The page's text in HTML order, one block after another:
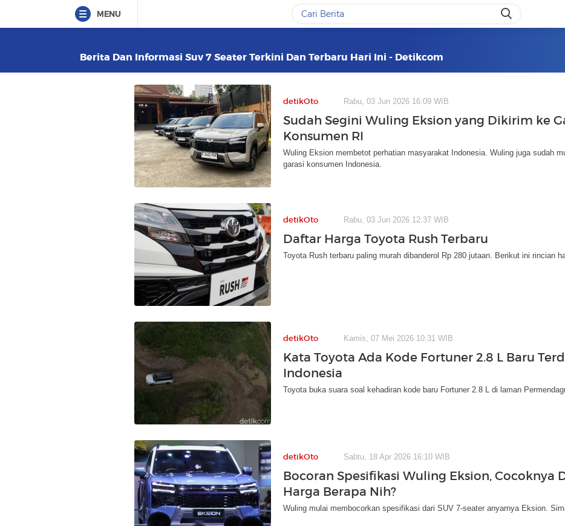
MENU
Berita Dan Informasi Suv 7 Seater Terkini Dan Terbaru Hari Ini - Detikcom
detikOto Rabu, 03 Jun 2026 16:09 WIB
Sudah Segini Wuling Eksion yang Dikirim ke
Konsumen RI
Wuling Eksion membetot perhatian masyarakat Indonesia. Wuling juga sudah
garasi konsumen Indonesia.
detikOto Rabu, 03 Jun 2026 12:37 WIB
Daftar Harga Toyota Rush Terbaru
Toyota Rush terbaru paling murah dibanderol Rp 280 jutaan. Berikut ini rincian
detikOto Kamis, 07 Mei 2026 10:31 WIB
Kata Toyota Ada Kode Fortuner 2.8 L Baru
Indonesia
Toyota buka suara soal kehadiran kode baru Fortuner 2.8 L di laman
detikOto Sabtu, 18 Apr 2026 16:10 WIB
Bocoran Spesifikasi Wuling Eksion, Cocoknya
Harga Berapa Nih?
Wuling mulai membocorkan spesifikasi dari SUV 7-seater anyarnya Eksion.